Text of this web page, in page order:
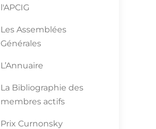
l'APCIG
Les Assemblées
Générales
L’Annuaire
La Bibliographie des
membres actifs
Prix Curnonsky